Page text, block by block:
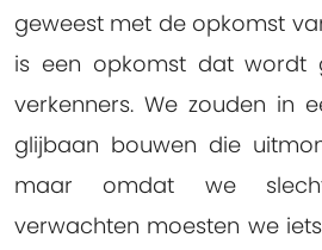
geweest met de opkomst
is een opkomst dat wordt
verkenners. We zouden in
glijbaan bouwen die
maar omdat we
verwachten moesten we